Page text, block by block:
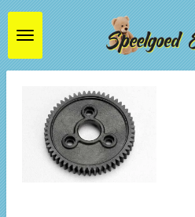
Ga
direct
naar
de